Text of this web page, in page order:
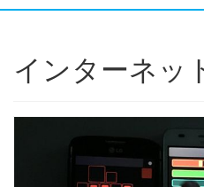
インターネッ